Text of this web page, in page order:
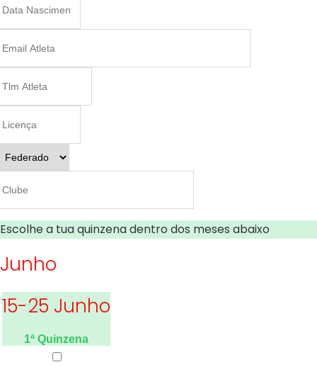
Escolhe a tua quinzena dentro dos meses abaixo
Junho
15-25 Junho
1ª Quinzena